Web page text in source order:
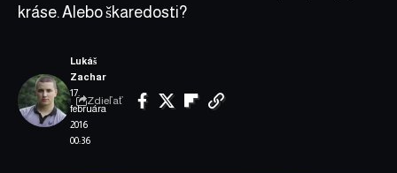
kráse. Alebo škaredosti?
17.
februára
2016
00:36
Lukáš
Zachar
Zdieľať